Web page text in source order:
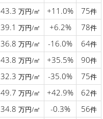
43.3 万円/㎡ +11.0% 75件
39.1 万円/㎡ +6.2% 78件
36.8 万円/㎡ -16.0% 64件
43.8 万円/㎡ +35.5% 90件
32.3 万円/㎡ -35.0% 75件
49.7 万円/㎡ +42.9% 62件
34.8 万円/㎡ -0.3% 56件